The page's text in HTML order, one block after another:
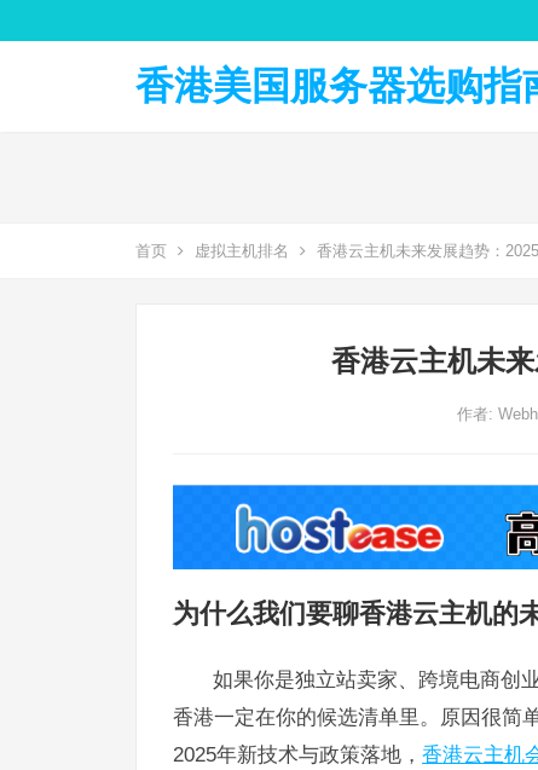
香港美国服务器选购
首页 虚拟主机排名 香港云主机未来发展趋势：
香港云主机未
作者:
为什么我们要聊香港云主机的
如果你是独立站卖家、跨境电商创
香港一定在你的候选清单里。原因很简
2025年新技术与政策落地， 香港云主机